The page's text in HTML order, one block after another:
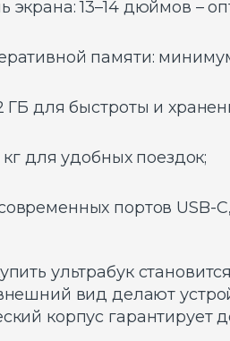
экрана: 13–14 дюймов –
памяти:
ГБ для быстроты и
кг для удобных поездок;
портов USB-
ультрабук
вид делают
корпус гарантирует